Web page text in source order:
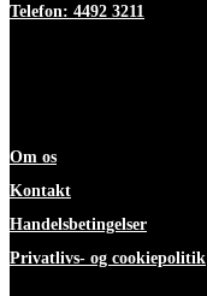
Telefon: 4492 3211
Om os
Kontakt
Handelsbetingelser
Privatlivs- og cookiepolitik